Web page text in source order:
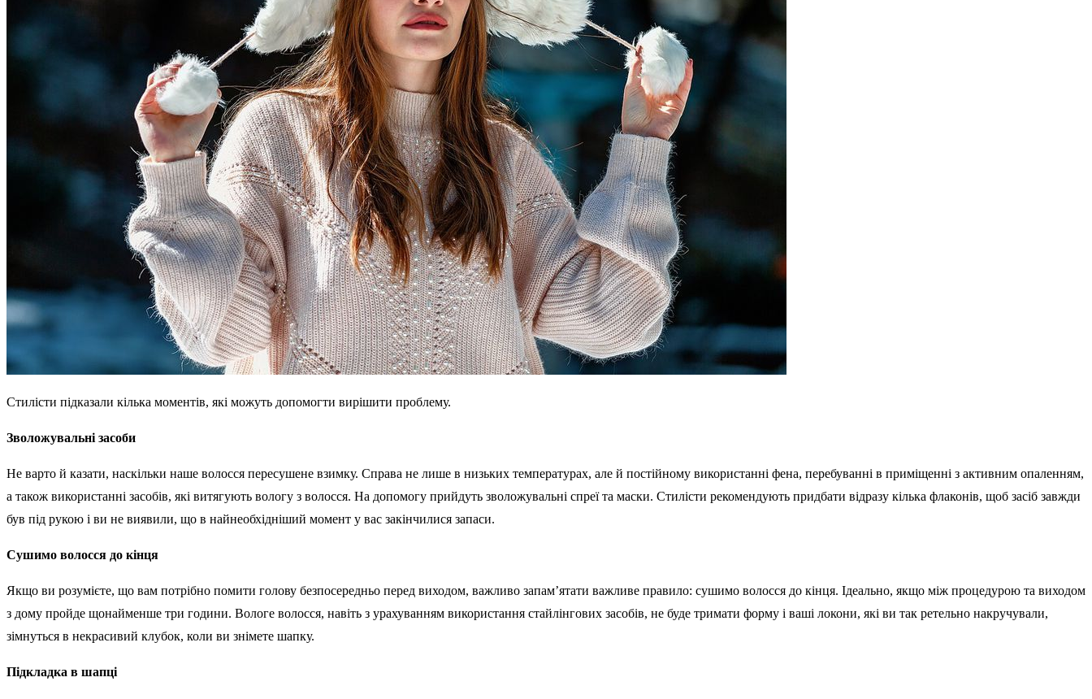
Стилісти підказали кілька моментів, які можуть допомогти вирішити проблему.
Зволожувальні засоби
Не варто й казати, наскільки наше волосся пересушене взимку. Справа не лише в низьких температурах, але й постійному використанні фена, перебуванні в приміщенні з активним опаленням,
а також використанні засобів, які витягують вологу з волосся. На допомогу прийдуть зволожувальні спреї та маски. Стилісти рекомендують придбати відразу кілька флаконів, щоб засіб завжди
був під рукою і ви не виявили, що в найнеобхідніший момент у вас закінчилися запаси.
Сушимо волосся до кінця
Якщо ви розумієте, що вам потрібно помити голову безпосередньо перед виходом, важливо запам’ятати важливе правило: сушимо волосся до кінця. Ідеально, якщо між процедурою та виходом
з дому пройде щонайменше три години. Вологе волосся, навіть з урахуванням використання стайлінгових засобів, не буде тримати форму і ваші локони, які ви так ретельно накручували,
зімнуться в некрасивий клубок, коли ви знімете шапку.
Підкладка в шапці